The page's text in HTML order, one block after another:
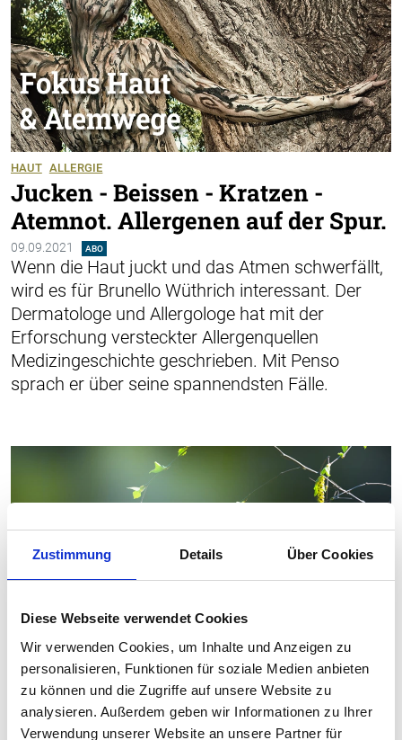
Zustimmung Details Über Cookies
Diese Webseite verwendet Cookies
Wir verwenden Cookies, um Inhalte und Anzeigen zu
personalisieren, Funktionen für soziale Medien anbieten
zu können und die Zugriffe auf unsere Website zu
analysieren. Außerdem geben wir Informationen zu Ihrer
Verwendung unserer Website an unsere Partner für
HAUT ALLERGIE
Jucken - Beissen - Kratzen -
Atemnot. Allergenen auf der Spur.
09.09.2021 ABO
Wenn die Haut juckt und das Atmen schwerfällt,
wird es für Brunello Wüthrich interessant. Der
Dermatologe und Allergologe hat mit der
Erforschung versteckter Allergenquellen
Medizingeschichte geschrieben. Mit Penso
sprach er über seine spannendsten Fälle.
ALLERGIE
Jede fünfte Person hat eine
Allergie - Aktionswoche soll